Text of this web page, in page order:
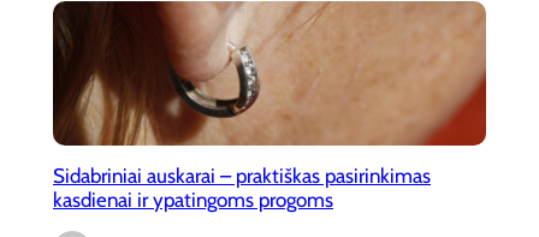
Sidabriniai auskarai – praktiškas pasirinkimas
kasdienai ir ypatingoms progoms